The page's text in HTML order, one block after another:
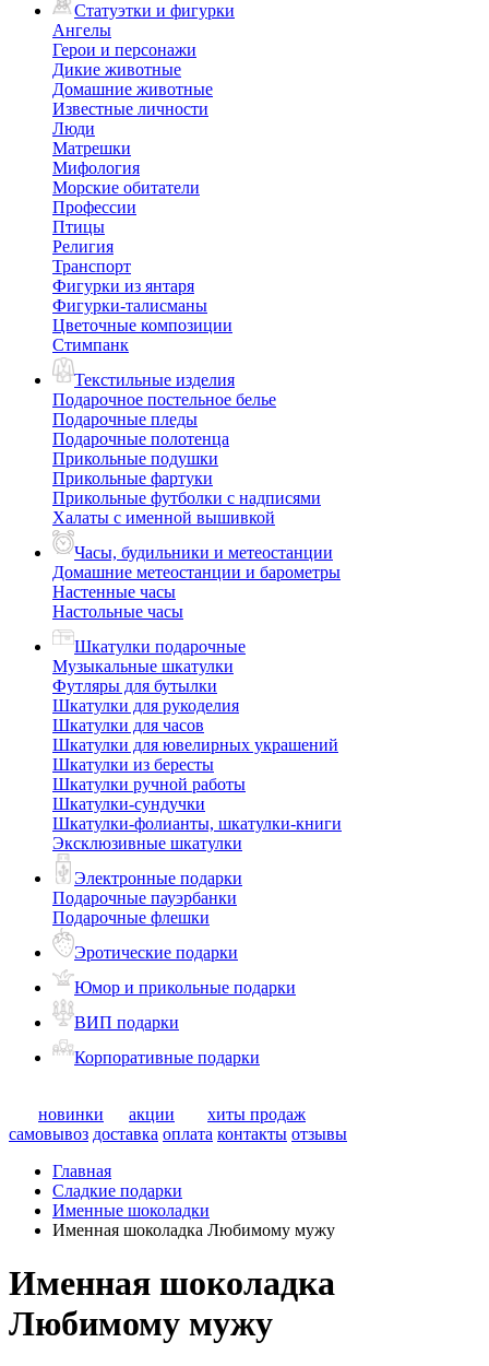
Статуэтки и фигурки
Ангелы
Герои и персонажи
Дикие животные
Домашние животные
Известные личности
Люди
Матрешки
Мифология
Морские обитатели
Профессии
Птицы
Религия
Транспорт
Фигурки из янтаря
Фигурки-талисманы
Цветочные композиции
Стимпанк
Текстильные изделия
Подарочное постельное белье
Подарочные пледы
Подарочные полотенца
Прикольные подушки
Прикольные фартуки
Прикольные футболки с надписями
Халаты с именной вышивкой
Часы, будильники и метеостанции
Домашние метеостанции и барометры
Настенные часы
Настольные часы
Шкатулки подарочные
Музыкальные шкатулки
Футляры для бутылки
Шкатулки для рукоделия
Шкатулки для часов
Шкатулки для ювелирных украшений
Шкатулки из бересты
Шкатулки ручной работы
Шкатулки-сундучки
Шкатулки-фолианты, шкатулки-книги
Эксклюзивные шкатулки
Электронные подарки
Подарочные пауэрбанки
Подарочные флешки
Эротические подарки
Юмор и прикольные подарки
ВИП подарки
Корпоративные подарки
новинки акции
хиты продаж
самовывоз доставка оплата контакты отзывы
Главная
Сладкие подарки
Именные шоколадки
Именная шоколадка Любимому мужу
Именная шоколадка
Любимому мужу